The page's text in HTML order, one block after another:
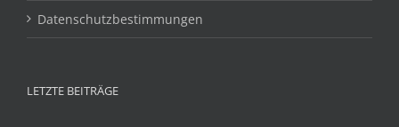
Datenschutzbestimmungen
LETZTE BEITRÄGE